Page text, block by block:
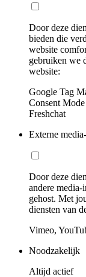
Door deze
bieden die
website
gebruiken we
website:
Google Tag
Consent
Freshchat
Externe
Door deze
andere
gehost. Met
diensten van
Vimeo,
Noodzakelijk
Altijd actief